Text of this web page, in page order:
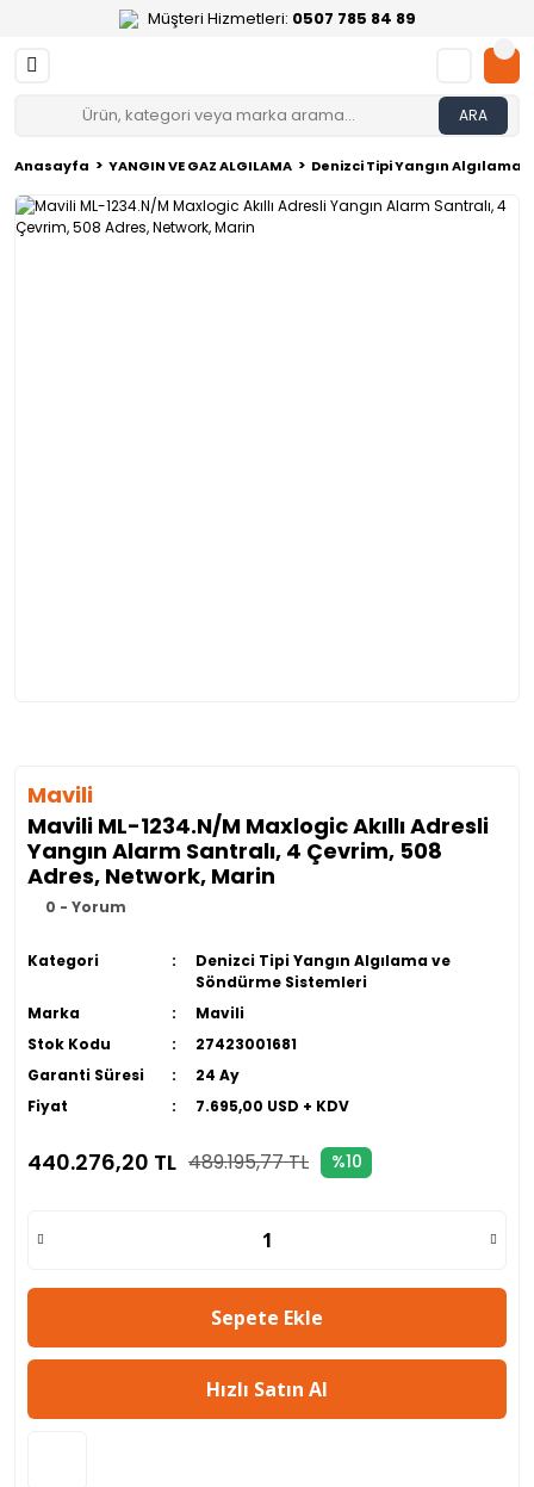
Müşteri Hizmetleri: 0507 785 84 89
ARA
Anasayfa YANGIN VE GAZ ALGILAMA Denizci Tipi Yangın Algılama
Mavili
Mavili ML-1234.N/M Maxlogic Akıllı Adresli
Yangın Alarm Santralı, 4 Çevrim, 508
Adres, Network, Marin
0 - Yorum
Kategori
Denizci Tipi Yangın Algılama ve
Söndürme Sistemleri
Marka
Mavili
Stok Kodu
27423001681
Garanti Süresi
24 Ay
Fiyat
7.695,00 USD + KDV
440.276,20 TL 489.195,77 TL %10
Sepete Ekle
Hızlı Satın Al